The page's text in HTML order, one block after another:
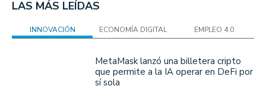
LAS MÁS LEÍDAS
INNOVACIÓN ECONOMÍA DIGITAL EMPLEO 4.0
MetaMask lanzó una billetera cripto
que permite a la IA operar en DeFi por
sí sola